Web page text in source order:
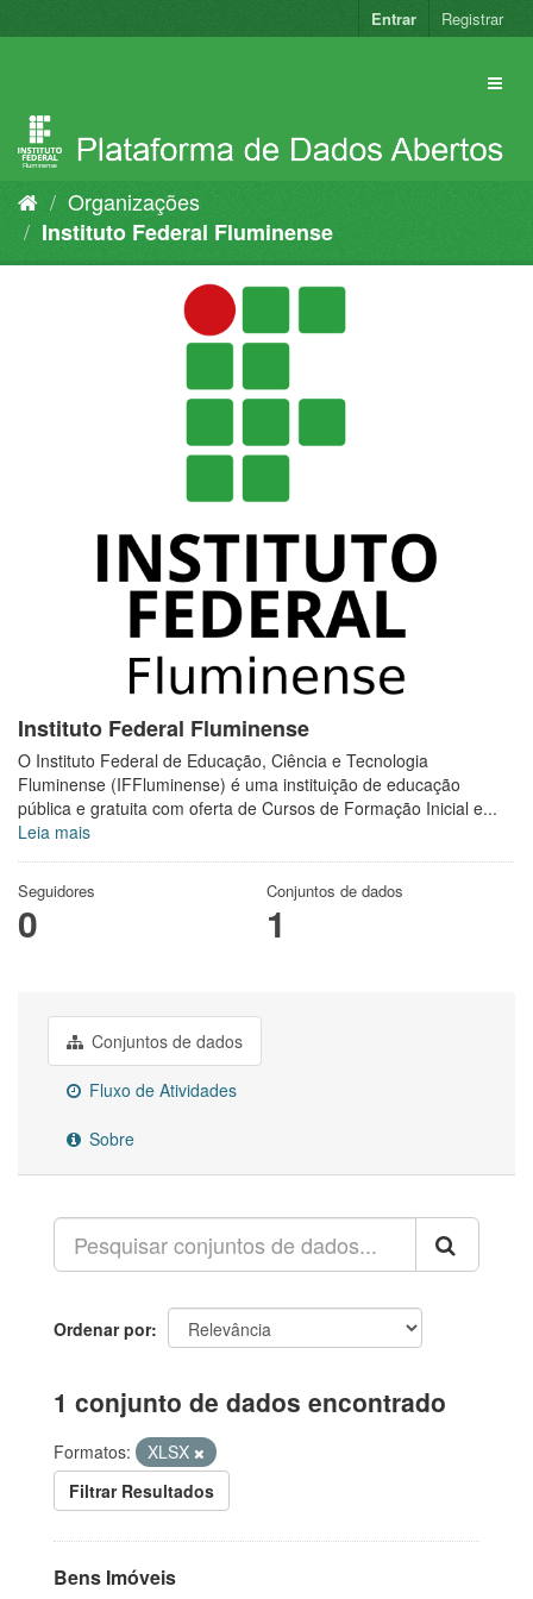
para
Entrar Registrar
Organizações
Instituto Federal Fluminense
Instituto Federal Fluminense
O Instituto Federal de Educação, Ciência e Tecnologia
Fluminense (IFFluminense) é uma instituição de educação
pública e gratuita com oferta de Cursos de Formação Inicial e...
Leia mais
Seguidores
0
Conjuntos de dados
1
Conjuntos de dados
Fluxo de Atividades
Sobre
Ordenar por
1 conjunto de dados encontrado
Formatos:
XLSX
Filtrar Resultados
Bens Imóveis